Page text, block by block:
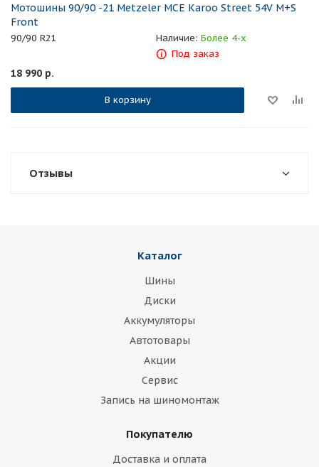
Мотошины 90/90 -21 Metzeler MCE Karoo Street 54V M+S
Front
90/90 R21 Наличие: Более 4-х
Под заказ
18 990 р.
В корзину
Отзывы
Каталог
Шины
Диски
Аккумуляторы
Автотовары
Акции
Сервис
Запись на шиномонтаж
Покупателю
Доставка и оплата